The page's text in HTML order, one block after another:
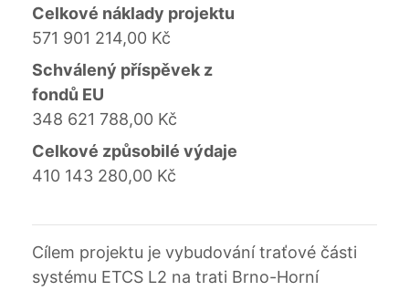
Celkové náklady projektu
571 901 214,00 Kč
Schválený příspěvek z
fondů EU
348 621 788,00 Kč
Celkové způsobilé výdaje
410 143 280,00 Kč
Cílem projektu je vybudování traťové části
systému ETCS L2 na trati Brno-Horní